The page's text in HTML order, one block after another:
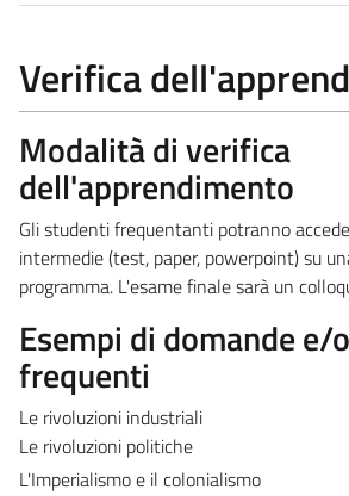
Verifica
Modalità di verifica
dell'apprendimento
Gli studenti frequentanti potranno
intermedie (test, paper, powerpoint) su
programma. L'esame finale sarà un
Esempi di domande e/
frequenti
Le rivoluzioni industriali
Le rivoluzioni politiche
L'Imperialismo e il colonialismo